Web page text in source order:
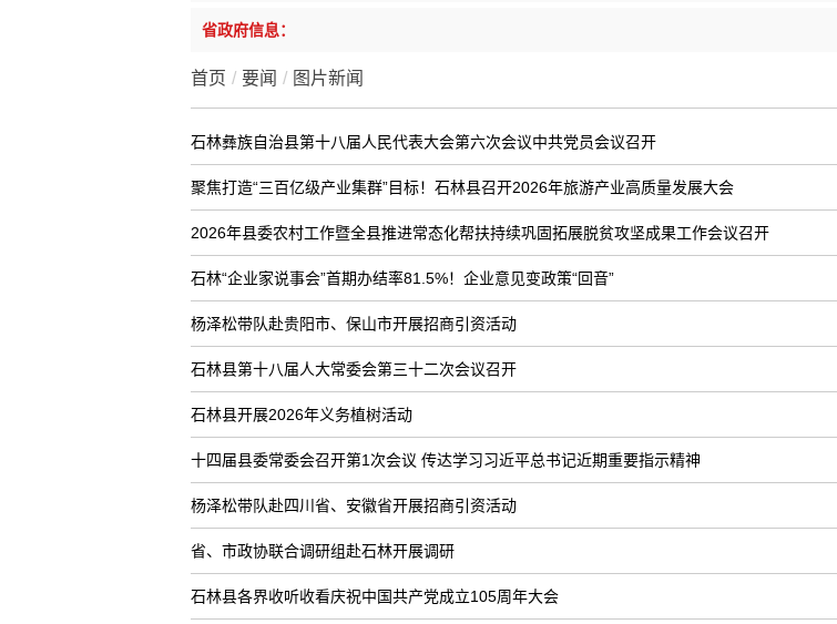
省政府信息：
首页 / 要闻 / 图片新闻
石林彝族自治县第十八届人民代表大会第六次会议中共党员会议召开
聚焦打造“三百亿级产业集群”目标！石林县召开2026年旅游产业高质量发展大会
2026年县委农村工作暨全县推进常态化帮扶持续巩固拓展脱贫攻坚成果工作会议召开
石林“企业家说事会”首期办结率81.5%！企业意见变政策“回音”
杨泽松带队赴贵阳市、保山市开展招商引资活动
石林县第十八届人大常委会第三十二次会议召开
石林县开展2026年义务植树活动
十四届县委常委会召开第1次会议 传达学习习近平总书记近期重要指示精神
杨泽松带队赴四川省、安徽省开展招商引资活动
省、市政协联合调研组赴石林开展调研
石林县各界收听收看庆祝中国共产党成立105周年大会